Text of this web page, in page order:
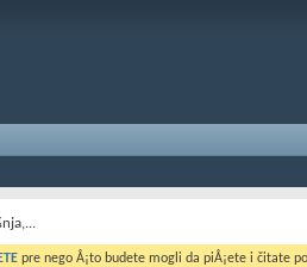
pre nego Å¡to budete mogli da piÅ¡ete i čitate